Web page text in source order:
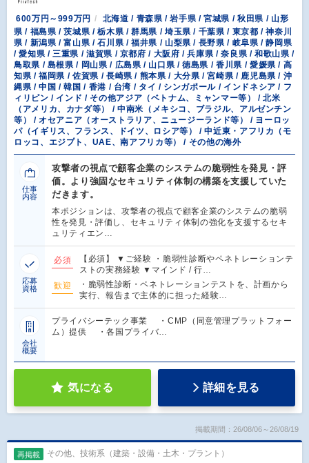
600万円～999万円
北海道 / 青森県 / 岩手県 / 宮城県 / 秋田県 / 山形
県 / 福島県 / 茨城県 / 栃木県 / 群馬県 / 埼玉県 / 千葉県 / 東京都 / 神奈川
県 / 新潟県 / 富山県 / 石川県 / 福井県 / 山梨県 / 長野県 / 岐阜県 / 静岡県
/ 愛知県 / 三重県 / 滋賀県 / 京都府 / 大阪府 / 兵庫県 / 奈良県 / 和歌山県 /
鳥取県 / 島根県 / 岡山県 / 広島県 / 山口県 / 徳島県 / 香川県 / 愛媛県 / 高
知県 / 福岡県 / 佐賀県 / 長崎県 / 熊本県 / 大分県 / 宮崎県 / 鹿児島県 / 沖
縄県 / 中国 / 韓国 / 香港 / 台湾 / タイ / シンガポール / インドネシア / フ
ィリピン / インド / その他アジア（ベトナム、ミャンマー等） / 北米
（アメリカ、カナダ等） / 中南米（メキシコ、ブラジル、アルゼンチン
等） / オセアニア（オーストラリア、ニュージーランド等） / ヨーロッ
パ（イギリス、フランス、ドイツ、ロシア等） / 中近東・アフリカ（モ
ロッコ、エジプト、UAE、南アフリカ等） / その他の海外
仕事
内容
攻撃者の視点で顧客企業のシステムの脆弱性を発見・評
価。より強固なセキュリティ体制の構築を支援していた
だきます。
本ポジションは、攻撃者の視点で顧客企業のシステムの脆弱
性を発見・評価し、セキュリティ体制の強化を支援するセキ
ュリティエン…
応募
資格
必須
【必須】 ▼ご経験 ・脆弱性診断やペネトレーションテ
ストの実務経験 ▼マインド / 行…
歓迎
・脆弱性診断・ペネトレーションテストを、計画から
実行、報告まで主体的に担った経験…
会社
概要
プライバシーテック事業 ・CMP（同意管理プラットフォー
ム）提供 ・各国プライバ…
気になる 詳細を見る
掲載期間：26/08/06～26/08/19
再掲載 その他、技術系（建築・設備・土木・プラント）